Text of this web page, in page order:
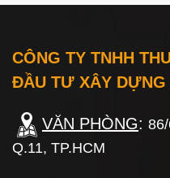
CÔNG TY TNHH
ĐẦU TƯ XÂY DỰNG
VĂN PHÒNG:
Q.11, TP.HCM